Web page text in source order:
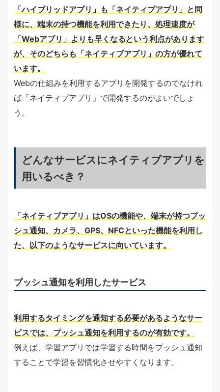
「ハイブリッドアプリ」も「ネイティブアプリ」と同
様に、端末の持つ機能を利用できたり、処理速度が
「Webアプリ」よりも早くなるという利点があります
が、そのどちらも「ネイティブアプリ」の方が優れて
います。
Webの仕組みを利用するアプリを開発するのでなけれ
ば「ネイティブアプリ」で開発するのがよいでしょ
う。
どんなサービスにネイティブアプリを
用いるべき？
「ネイティブアプリ」はOSの機能や、端末が持つプッ
シュ通知、カメラ、GPS、NFCといった機能を利用し
た、以下のようなサービスに向いています。
プッシュ通知を利用したサービス
利用するタイミングを通知する必要があるようなサー
ビスでは、プッシュ通知を利用するのが有効です。
例えば、学習アプリでは学習する時間をプッシュ通知
することで学習を習慣化させやすくなります。